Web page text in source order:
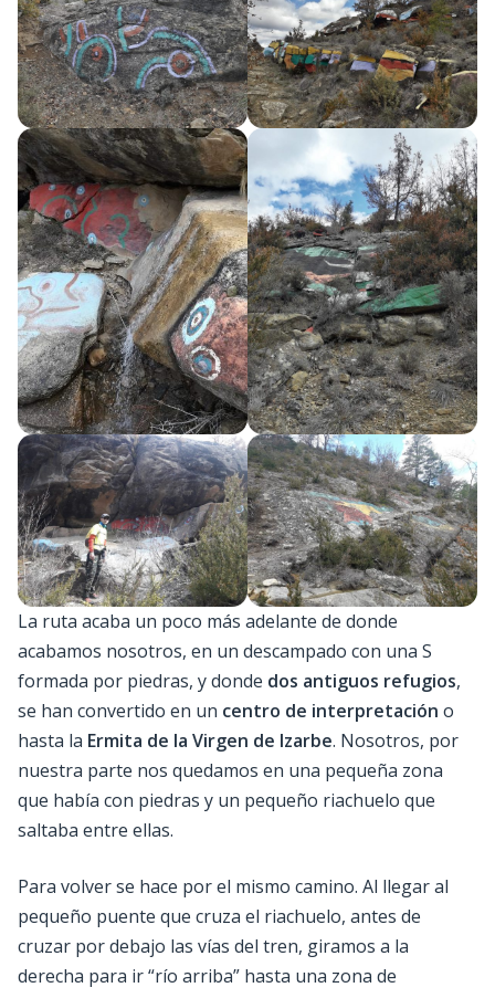
La ruta acaba un poco más adelante de donde
acabamos nosotros, en un descampado con una S
formada por piedras, y donde dos antiguos refugios,
se han convertido en un centro de interpretación o
hasta la Ermita de la Virgen de Izarbe. Nosotros, por
nuestra parte nos quedamos en una pequeña zona
que había con piedras y un pequeño riachuelo que
saltaba entre ellas.
Para volver se hace por el mismo camino. Al llegar al
pequeño puente que cruza el riachuelo, antes de
cruzar por debajo las vías del tren, giramos a la
derecha para ir “río arriba” hasta una zona de